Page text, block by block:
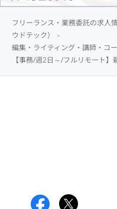
フリーランス・業務委託の求人
ウドテック）
編集・ライティング・講師・コ
【事務/週2日～/フルリモート